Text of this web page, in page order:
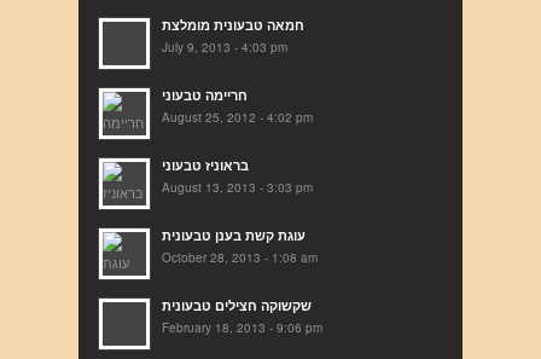
חמאה טבעונית מומלצת
July 9, 2013 - 4:03 pm
חריימה טבעוני
August 25, 2012 - 4:02 pm
בראוניז טבעוני
August 13, 2013 - 3:03 pm
עוגת קשת בענן טבעונית
October 28, 2013 - 1:08 am
שקשוקה חצילים טבעונית
February 18, 2013 - 9:06 pm